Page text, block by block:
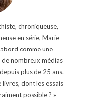
chroniqueuse,
en série, Marie-
comme une
nombreux médias
plus de 25 ans.
livres, dont les essais
possible ? »